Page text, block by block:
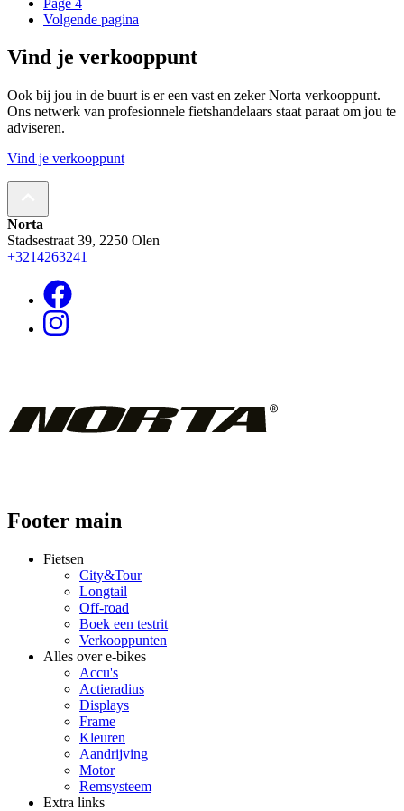
Volgende pagina
Vind je verkooppunt
Ook bij jou in de buurt is er een vast en zeker Norta verkooppunt.
Ons netwerk van profesionnele fietshandelaars staat paraat om jou te
adviseren.
Vind je verkooppunt
Norta
Stadsestraat 39, 2250 Olen
+3214263241
Footer main
Fietsen
City&Tour
Longtail
Off-road
Boek een testrit
Verkooppunten
Alles over e-bikes
Accu's
Actieradius
Displays
Frame
Kleuren
Aandrijving
Motor
Remsysteem
Extra links